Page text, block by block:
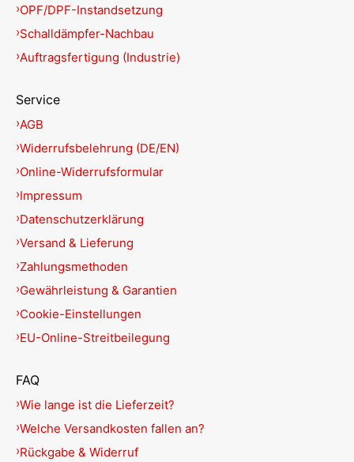
OPF/DPF-Instandsetzung
Schalldämpfer-Nachbau
Auftragsfertigung (Industrie)
Service
AGB
Widerrufsbelehrung (DE/EN)
Online-Widerrufsformular
Impressum
Datenschutzerklärung
Versand & Lieferung
Zahlungsmethoden
Gewährleistung & Garantien
Cookie-Einstellungen
EU-Online-Streitbeilegung
FAQ
Wie lange ist die Lieferzeit?
Welche Versandkosten fallen an?
Rückgabe & Widerruf